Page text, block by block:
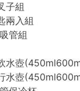
子組
兩入組
管組
水壺
水壺